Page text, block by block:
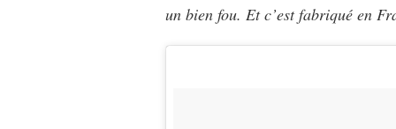
un bien fou. Et c’est fabriqué en